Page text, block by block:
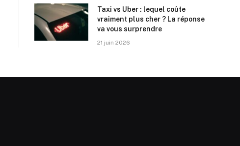
Taxi vs Uber : lequel coûte
vraiment plus cher ? La réponse
va vous surprendre
21 juin 2026